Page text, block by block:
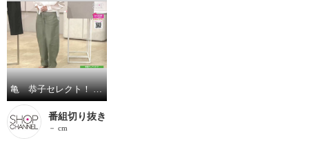
亀 恭子セレクト！ ザ ブルー 日本製生地使用 コットン１００％ バックサテン 本格ベイカーパンツ
番組切り抜き
－ cm